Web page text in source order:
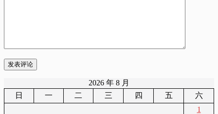
发表评论
2026 年 8 月
日
一 二 三 四 五
六
1